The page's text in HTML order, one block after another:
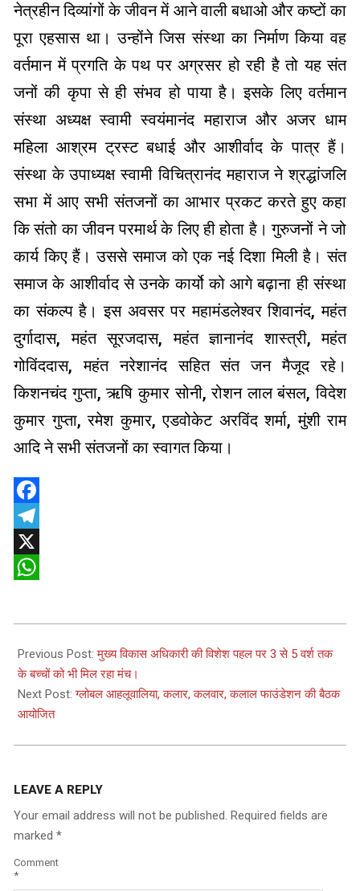
नेत्रहीन दिव्यांगों के जीवन में आने वाली बधाओ और कष्टों का
पूरा एहसास था। उन्होंने जिस संस्था का निर्माण किया वह
वर्तमान में प्रगति के पथ पर अग्रसर हो रही है तो यह संत
जनों की कृपा से ही संभव हो पाया है। इसके लिए वर्तमान
संस्था अध्यक्ष स्वामी स्वयंमानंद महाराज और अजर धाम
महिला आश्रम ट्रस्ट बधाई और आशीर्वाद के पात्र हैं।
संस्था के उपाध्यक्ष स्वामी विचित्रानंद महाराज ने श्रद्धांजलि
सभा में आए सभी संतजनों का आभार प्रकट करते हुए कहा
कि संतो का जीवन परमार्थ के लिए ही होता है। गुरुजनों ने जो
कार्य किए हैं। उससे समाज को एक नई दिशा मिली है। संत
समाज के आशीर्वाद से उनके कार्यो को आगे बढ़ाना ही संस्था
का संकल्प है। इस अवसर पर महामंडलेश्वर शिवानंद, महंत
दुर्गादास, महंत सूरजदास, महंत ज्ञानानंद शास्त्री, महंत
गोविंददास, महंत नरेशानंद सहित संत जन मैजूद रहे।
किशनचंद गुप्ता, ऋषि कुमार सोनी, रोशन लाल बंसल, विदेश
कुमार गुप्ता, रमेश कुमार, एडवोकेट अरविंद शर्मा, मुंशी राम
आदि ने सभी संतजनों का स्वागत किया।
Facebook
Telegram
X
06-
03
Previous Post:मुख्य विकास अधिकारी की विशेश पहल पर 3 से 5 वर्श तक
के बच्चों को भी मिल रहा मंच।
Next Post:ग्लोबल आहलूवालिया, कलार, कलवार, कलाल फाउंडेशन की बैठक
आयोजित
LEAVE A REPLY
Your email address will not be published. Required fields are
marked *
Comment
*